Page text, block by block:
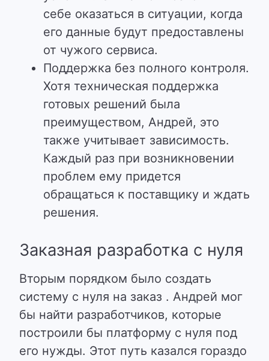
себе оказаться в ситуации, когда
его данные будут предоставлены
от чужого сервиса.
Поддержка без полного контроля.
Хотя техническая поддержка
готовых решений была
преимуществом, Андрей, это
также учитывает зависимость.
Каждый раз при возникновении
проблем ему придется
обращаться к поставщику и ждать
решения.
Заказная разработка с нуля
Вторым порядком было создать
систему с нуля на заказ . Андрей мог
бы найти разработчиков, которые
построили бы платформу с нуля под
его нужды. Этот путь казался гораздо